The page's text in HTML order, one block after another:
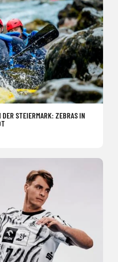
DER STEIERMARK: ZEBRAS IN